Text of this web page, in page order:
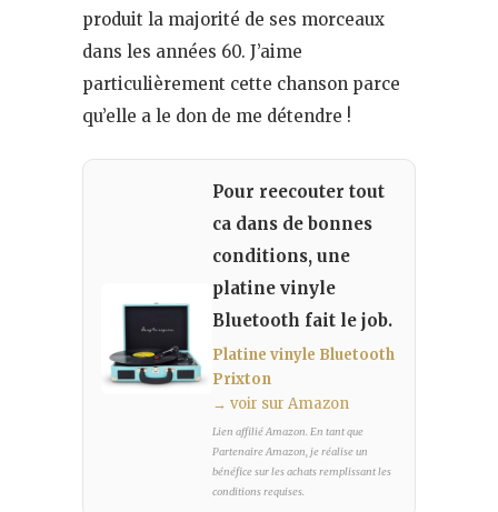
produit la majorité de ses morceaux
dans les années 60. J’aime
particulièrement cette chanson parce
qu’elle a le don de me détendre !
Pour reecouter tout
ca dans de bonnes
conditions, une
platine vinyle
Bluetooth fait le job.
Platine vinyle Bluetooth
Prixton
→ voir sur Amazon
Lien affilié Amazon. En tant que
Partenaire Amazon, je réalise un
bénéfice sur les achats remplissant les
conditions requises.